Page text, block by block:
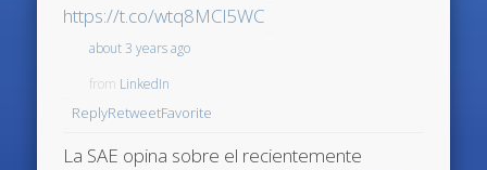
https://t.co/wtq8MCl5WC
about 3 years ago
from LinkedIn
ReplyRetweetFavorite
La SAE opina sobre el recientemente